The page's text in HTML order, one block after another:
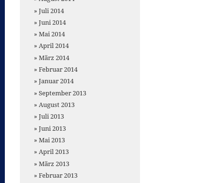
Juli 2014
Juni 2014
Mai 2014
April 2014
März 2014
Februar 2014
Januar 2014
September 2013
August 2013
Juli 2013
Juni 2013
Mai 2013
April 2013
März 2013
Februar 2013